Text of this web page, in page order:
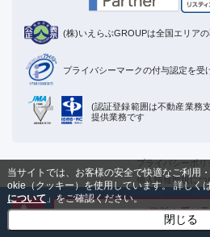
メールで資料を受け
(株)いえらぶGROUPは全国エリア
プライバシーマークの付与認定を受
(認証登録範囲は不動産業務
提供業務です
プライバシーポリ
個人情報取扱につ
Cookieの取り扱い
運営会社
当サイトでは、お客様の安全で快適なご利用
okie（クッキー）を使用しています。詳しく
について 」をご確認ください。
閉じる